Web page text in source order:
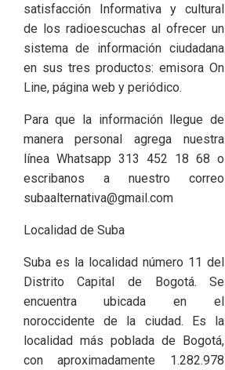
satisfacción Informativa y cultural
de los radioescuchas al ofrecer un
sistema de información ciudadana
en sus tres productos: emisora On
Line, página web y periódico.
Para que la información llegue de
manera personal agrega nuestra
línea Whatsapp 313 452 18 68 o
escribanos a nuestro correo
subaalternativa@gmail.com
Localidad de Suba
Suba es la localidad número 11 del
Distrito Capital de Bogotá. Se
encuentra ubicada en el
noroccidente de la ciudad. Es la
localidad más poblada de Bogotá,
con aproximadamente 1.282.978